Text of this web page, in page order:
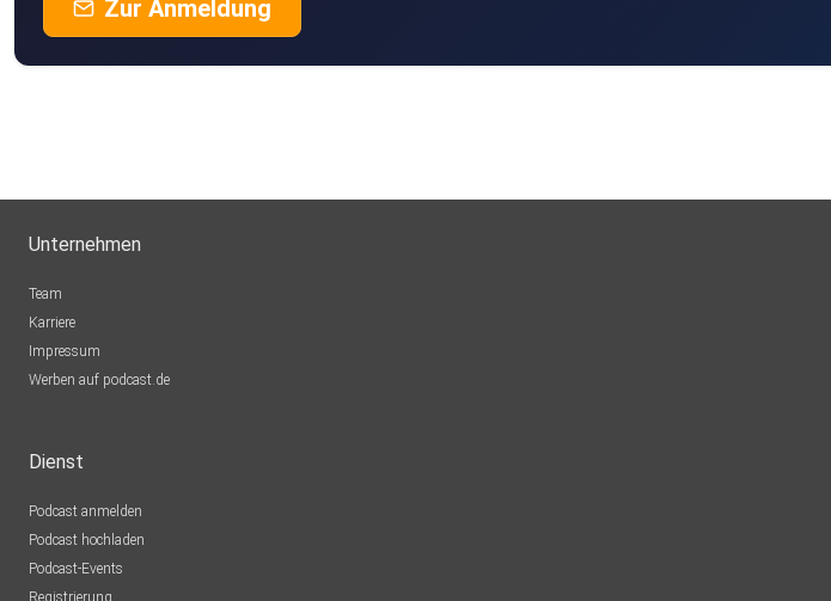
StefanieBG
Buddel003
Winterthur
Lausch776
Mecht
Sinzig
Zur Anmeldung
Unternehmen
Team
Karriere
Impressum
Werben auf podcast.de
Dienst
Podcast anmelden
Podcast hochladen
Podcast-Events
Registrierung